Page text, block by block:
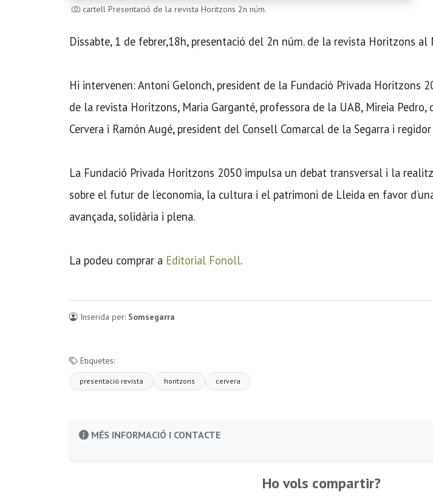
cartell Presentació de la revista Horitzons 2n núm.
Dissabte, 1 de febrer,18h, presentació del 2n núm. de la revista Horitzons al
Hi intervenen: Antoni Gelonch, president de la Fundació Privada Horitzons
de la revista Horitzons, Maria Garganté, professora de la UAB, Mireia
Cervera i Ramón Augé, president del Consell Comarcal de la Segarra i
La Fundació Privada Horitzons 2050 impulsa un debat transversal i la
sobre el futur de l’economia, la cultura i el patrimoni de Lleida en favor
avançada, solidària i plena.
La podeu comprar a Editorial Fonoll.
Inserida per: Somsegarra
Etiquetes:
presentació revista horitzons cervera
MÉS INFORMACIÓ I CONTACTE
Ho vols compartir?